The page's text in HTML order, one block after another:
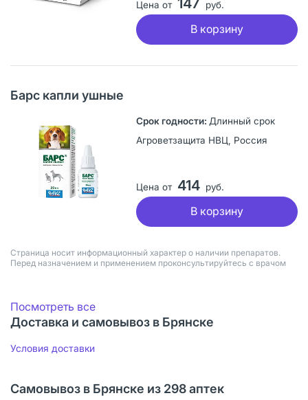
Цена от руб.
В корзину
Барс капли ушные
Длинный срок
Агроветзащита НВЦ, Россия
Цена от 414 руб.
В корзину
Страница носит информационный характер о наличии препаратов.
Перед назначением и применением проконсультируйтесь с врачом
Посмотреть все
Доставка и самовывоз в Брянске
Условия доставки
Самовывоз в Брянске из 298 аптек